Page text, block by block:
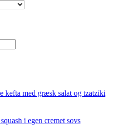
kefta med græsk salat og tzatziki
i egen cremet sovs